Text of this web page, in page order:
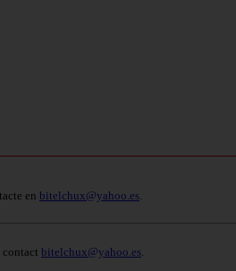
en bitelchux@yahoo.es
bitelchux@yahoo.es